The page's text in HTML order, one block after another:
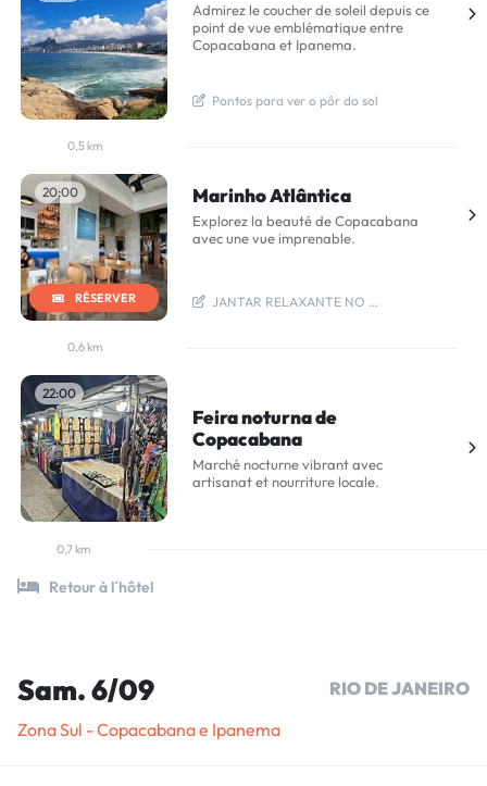
Admirez le coucher de soleil depuis ce
point de vue emblématique entre
Copacabana et Ipanema.
Pontos para ver o pôr do sol
0,5 km
20:00
RÉSERVER
Marinho Atlântica
Explorez la beauté de Copacabana
avec une vue imprenable.
JANTAR RELAXANTE NO MARINHO
0,6 km
22:00
Feira noturna de
Copacabana
Marché nocturne vibrant avec
artisanat et nourriture locale.
0,7 km
Retour à l´hôtel
Sam. 6/09
RIO DE JANEIRO
Zona Sul - Copacabana e Ipanema